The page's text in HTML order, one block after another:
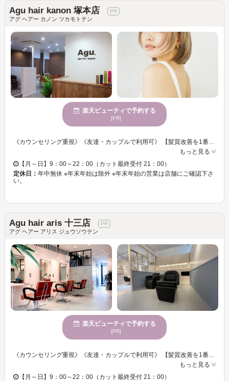
Agu hair kanon 塚本店
アグ ヘアー カノン ツカモトテン
楽天ビューティで予約する
[PR]
《カウンセリング重視》《友達・カップルで利用可》 【髪質改善を1番に掲げた美容室☆高い技術や流行などをいち早く提供いたします♪♪】 少人数制なので密になることなく落ち着いた癒しの空間をご提供できます◎ 丁寧なカウンセリングで、男女年齢問わずお客様ひとりひとりに合った施術☆彡 きっと満足していただけますので、一度ぜひお立ち寄りください！！ 求人募集中。 amakusa@agu-hair.com こちらに直接メールを頂ければ 入社お祝い金10万円～最大20万円プレゼント！ 条件面も柔軟に対応させていただきますので、お気軽にご連絡ください。
もっと見る
【月～日】9：00～22：00（カット最終受付 21：00）
定休日： 年中無休 ※年末年始は除外 ※年末年始の営業は店舗にご確認下さ
い。
Agu hair aris 十三店
アグ ヘアー アリス ジュウソウテン
楽天ビューティで予約する
[PR]
もっと見る
【月～日】9：00～22：00（カット最終受付 21：00）